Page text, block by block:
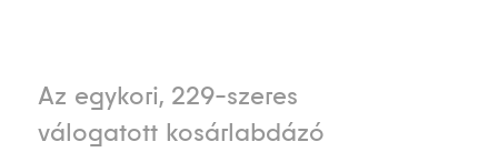
Az egykori, 229-szeres
válogatott kosárlabdázó